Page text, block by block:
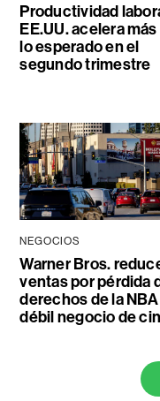
Productividad
EE.UU. acelera
lo esperado en el
segundo trimestre
NEGOCIOS
Warner Bros.
ventas por pérdida
derechos de la
débil negocio de